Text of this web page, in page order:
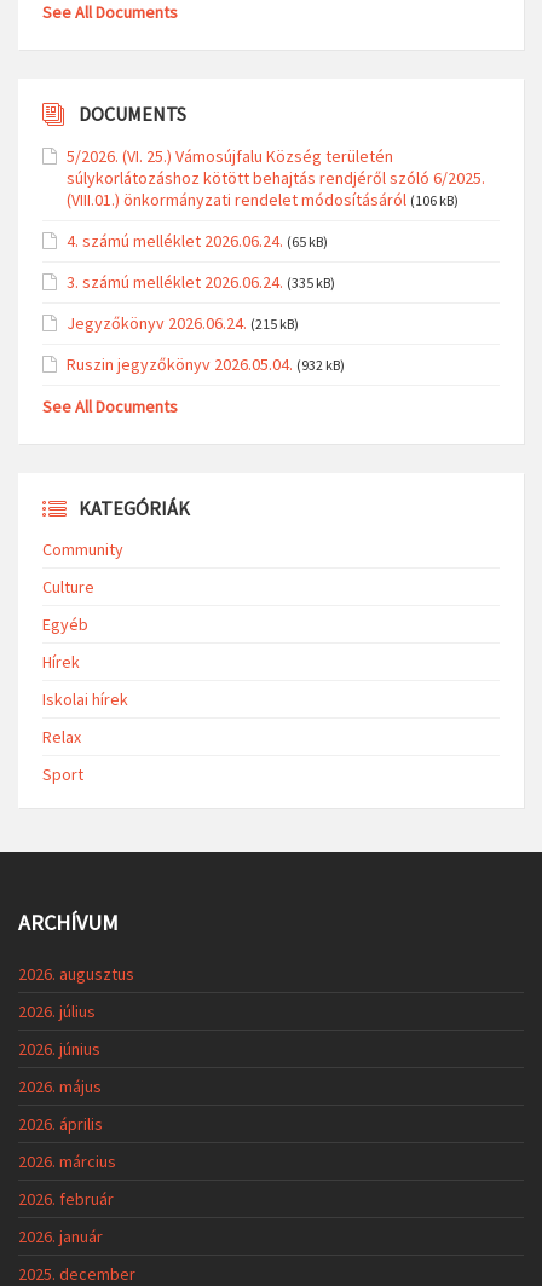
See All Documents
DOCUMENTS
5/2026. (VI. 25.) Vámosújfalu Község területén
súlykorlátozáshoz kötött behajtás rendjéről szóló 6/2025.
(VIII.01.) önkormányzati rendelet módosításáról (106 kB)
4. számú melléklet 2026.06.24. (65 kB)
3. számú melléklet 2026.06.24. (335 kB)
Jegyzőkönyv 2026.06.24. (215 kB)
Ruszin jegyzőkönyv 2026.05.04. (932 kB)
See All Documents
KATEGÓRIÁK
Community
Culture
Egyéb
Hírek
Iskolai hírek
Relax
Sport
ARCHÍVUM
2026. augusztus
2026. július
2026. június
2026. május
2026. április
2026. március
2026. február
2026. január
2025. december